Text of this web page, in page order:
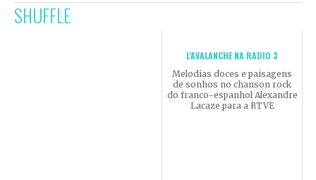
SHUFFLE
L'AVALANCHE NA RADIO 3
Melodias doces e paisagens
de sonhos no chanson rock
do franco-espanhol Alexandre
Lacaze para a RTVE